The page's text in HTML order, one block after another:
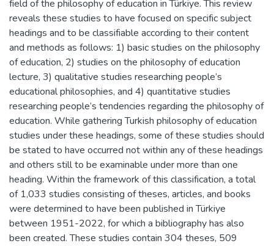
field of the philosophy of education in Türkiye. This review
reveals these studies to have focused on specific subject
headings and to be classifiable according to their content
and methods as follows: 1) basic studies on the philosophy
of education, 2) studies on the philosophy of education
lecture, 3) qualitative studies researching people’s
educational philosophies, and 4) quantitative studies
researching people’s tendencies regarding the philosophy of
education. While gathering Turkish philosophy of education
studies under these headings, some of these studies should
be stated to have occurred not within any of these headings
and others still to be examinable under more than one
heading. Within the framework of this classification, a total
of 1,033 studies consisting of theses, articles, and books
were determined to have been published in Türkiye
between 1951-2022, for which a bibliography has also
been created. These studies contain 304 theses, 509